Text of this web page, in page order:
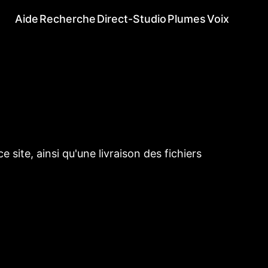
AideRechercheDirect-StudioPlumesVoix
site, ainsi qu'une livraison des fichiers